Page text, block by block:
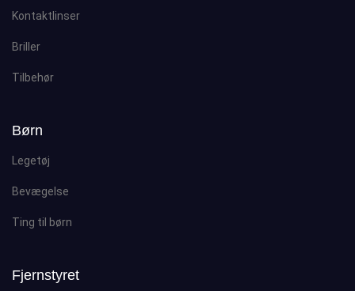
Kontaktlinser
Briller
Tilbehør
Børn
Legetøj
Bevægelse
Ting til børn
Fjernstyret